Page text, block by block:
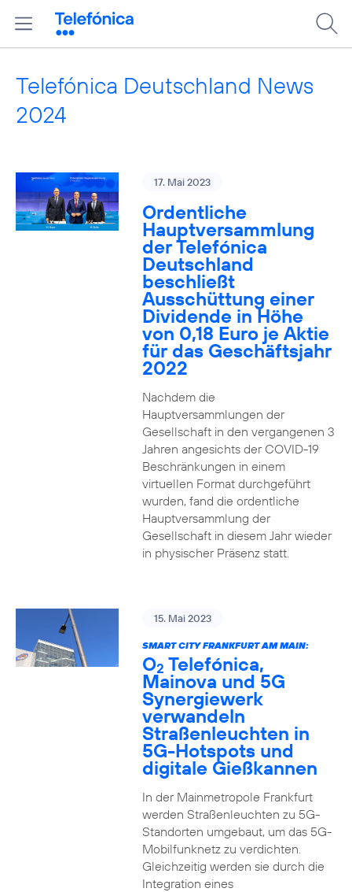
Telefónica Deutschland News
2024
17. Mai 2023
Ordentliche
Hauptversammlung
der Telefónica
Deutschland
beschließt
Ausschüttung einer
Dividende in Höhe
von 0,18 Euro je Aktie
für das Geschäftsjahr
2022
Nachdem die
Hauptversammlungen der
Gesellschaft in den vergangenen 3
Jahren angesichts der COVID-19
Beschränkungen in einem
virtuellen Format durchgeführt
wurden, fand die ordentliche
Hauptversammlung der
Gesellschaft in diesem Jahr wieder
in physischer Präsenz statt.
15. Mai 2023
SMART CITY FRANKFURT AM MAIN:
O2 Telefónica,
Mainova und 5G
Synergiewerk
verwandeln
Straßenleuchten in
5G-Hotspots und
digitale Gießkannen
In der Mainmetropole Frankfurt
werden Straßenleuchten zu 5G-
Standorten umgebaut, um das 5G-
Mobilfunknetz zu verdichten.
Gleichzeitig werden sie durch die
Integration eines